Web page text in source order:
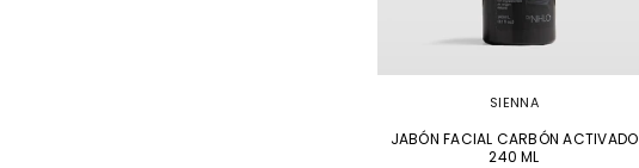
SIENNA
JABÓN FACIAL CARBÓN ACTIVADO
240 ML